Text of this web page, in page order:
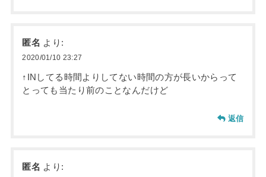
匿名 より:
2020/01/10 23:27
↑INしてる時間よりしてない時間の方が長いからって
とっても当たり前のことなんだけど
返信
匿名 より: